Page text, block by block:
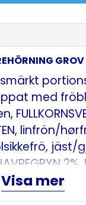
GROV
med
linfrön/
jäst/
2%,
vørt av
(raps), salt,
Visa mer